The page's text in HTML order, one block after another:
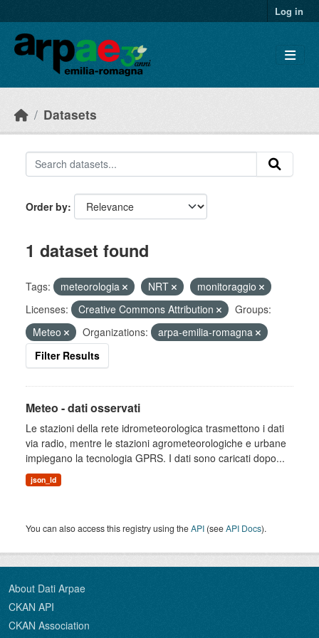
Log in
Datasets
Order by
1 dataset found
Tags: meteorologia NRT
monitoraggio
Licenses:
Creative Commons Attribution
Groups:
Meteo
Organizations:
arpa-emilia-romagna
Filter Results
Meteo - dati osservati
Le stazioni della rete idrometeorologica trasmettono i dati
via radio, mentre le stazioni agrometeorologiche e urbane
impiegano la tecnologia GPRS. I dati sono caricati dopo...
json_ld
You can also access this registry using theAPI (seeAPI Docs).
About Dati Arpae
CKAN API
CKAN Association